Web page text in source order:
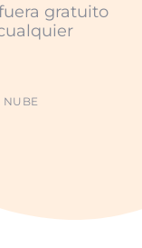
gratuito
NUBE